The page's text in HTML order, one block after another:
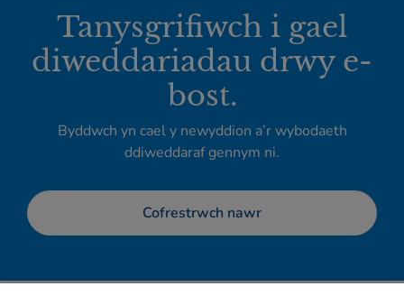
Tanysgrifiwch i gael
diweddariadau drwy e-
bost.
Byddwch yn cael y newyddion a’r wybodaeth
ddiweddaraf gennym ni.
Cofrestrwch nawr